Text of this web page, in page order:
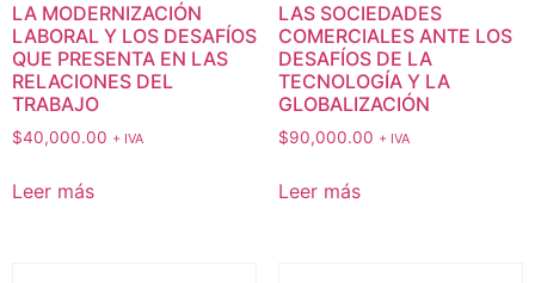
LA MODERNIZACIÓN
LABORAL Y LOS DESAFÍOS
QUE PRESENTA EN LAS
RELACIONES DEL
TRABAJO
$40,000.00 + IVA
Leer más
LAS SOCIEDADES
COMERCIALES ANTE LOS
DESAFÍOS DE LA
TECNOLOGÍA Y LA
GLOBALIZACIÓN
$90,000.00 + IVA
Leer más